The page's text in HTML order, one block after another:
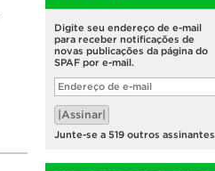
Digite seu endereço de e-mail
para receber notificações de
novas publicações da página do
SPAF por e-mail.
Endereço
de
e-
mail
|Assinar|
Junte-se a 519 outros assinantes